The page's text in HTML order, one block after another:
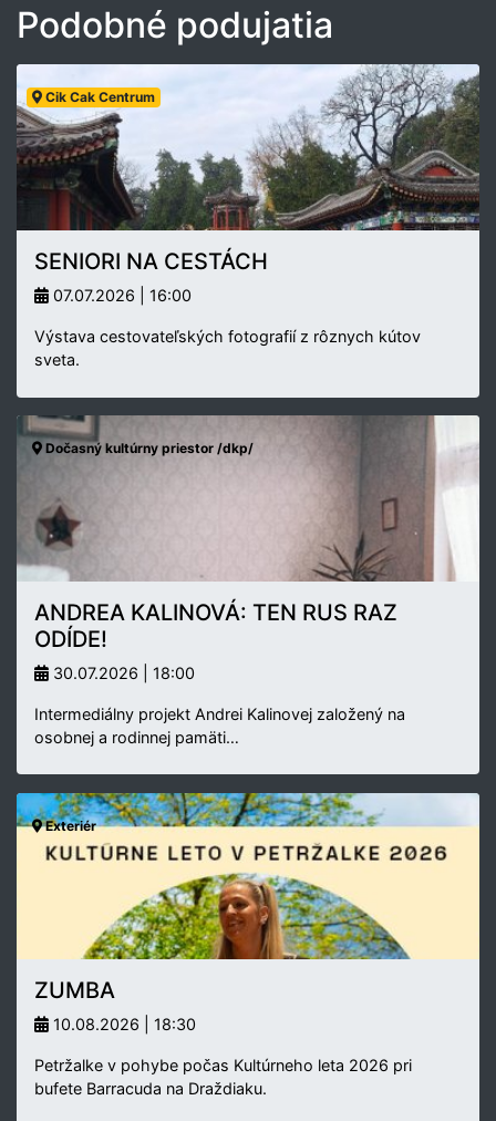
Podobné podujatia
Cik Cak Centrum
SENIORI NA CESTÁCH
07.07.2026 | 16:00
Výstava cestovateľských fotografií z rôznych kútov
sveta.
Dočasný kultúrny priestor /dkp/
ANDREA KALINOVÁ: TEN RUS RAZ
ODÍDE!
30.07.2026 | 18:00
Intermediálny projekt Andrei Kalinovej založený na
osobnej a rodinnej pamäti…
Exteriér
ZUMBA
10.08.2026 | 18:30
Petržalke v pohybe počas Kultúrneho leta 2026 pri
bufete Barracuda na Draždiaku.